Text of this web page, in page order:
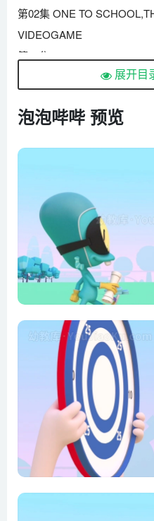
第02集 ONE TO
VIDEOGAME
第03集 RECYCLING
第04集 BIP’S BEST FRIEND
第06集 THE OCTOPUS
第10集 JUST DUCKY
第11集 DINOSAURS
第12集 BATTLE OF THE
第13集 WHO ARE
第14集 SOMEONE’S
第15集 MONSTERS
第16集 BIP AND THE PURSE
第17集 YOU NEED
第18集 WORLD RECORDS
第19集 DOUBLE LOVE
第20集 HUNTING FOR THE
第21集 DANCE,BIP,DANCE!
第22集 BUBBLES AND
第23集 THE HYPNOTIST
第24集 THE FLY
展开目
泡泡哔哔 预览